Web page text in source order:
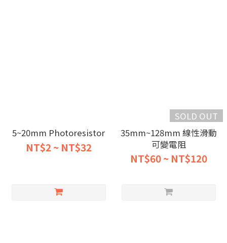
5~20mm Photoresistor
NT$2 ~ NT$32
SOLD OUT
35mm~128mm 線性滑動
可變電阻
NT$60 ~ NT$120